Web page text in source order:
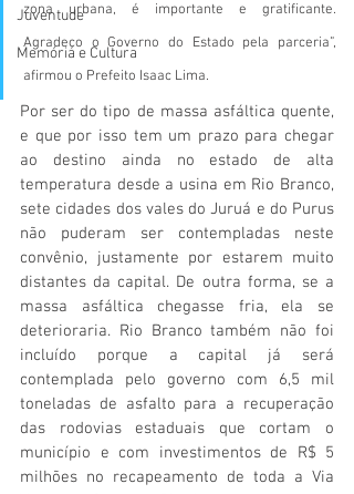
Juventude
Memória e Cultura
zona urbana, é importante e gratificante.
Agradeço o Governo do Estado pela parceria”,
afirmou o Prefeito Isaac Lima.
Por ser do tipo de massa asfáltica quente,
e que por isso tem um prazo para chegar
ao destino ainda no estado de alta
temperatura desde a usina em Rio Branco,
sete cidades dos vales do Juruá e do Purus
não puderam ser contempladas neste
convênio, justamente por estarem muito
distantes da capital. De outra forma, se a
massa asfáltica chegasse fria, ela se
deterioraria. Rio Branco também não foi
incluído porque a capital já será
contemplada pelo governo com 6,5 mil
toneladas de asfalto para a recuperação
das rodovias estaduais que cortam o
município e com investimentos de R$ 5
milhões no recapeamento de toda a Via